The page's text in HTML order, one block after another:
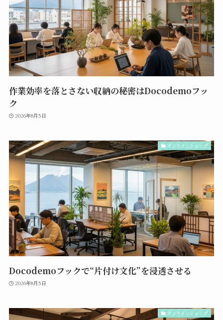
作業効率を落とさない収納の秘密はDocodemoフッ
ク
2026年8月5日
オンラインショップ
Docodemoフックで“片付け文化”を浸透させる
2026年8月5日
オンラインショップ